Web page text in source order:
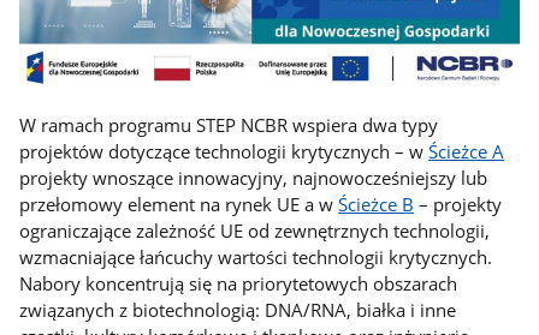
W ramach programu STEP NCBR wspiera dwa typy
projektów dotyczące technologii krytycznych – wŚcieżce A
projekty wnoszące innowacyjny, najnowocześniejszy lub
przełomowy element na rynek UE a wŚcieżce B – projekty
ograniczające zależność UE od zewnętrznych technologii,
wzmacniające łańcuchy wartości technologii krytycznych.
Nabory koncentrują się na priorytetowych obszarach
związanych z biotechnologią: DNA/RNA, białka i inne